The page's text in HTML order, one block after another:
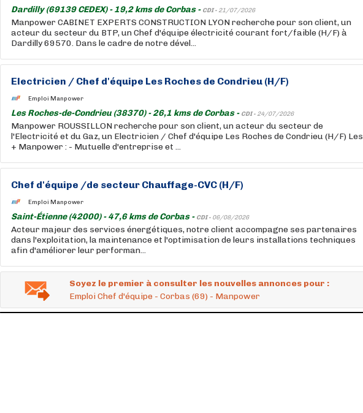
Dardilly (69139 CEDEX) - 19,2 kms de Corbas - CDI - 21/07/2026
Manpower CABINET EXPERTS CONSTRUCTION LYON recherche pour son client, un
acteur du secteur du BTP, un Chef d'équipe électricité courant fort/faible (H/F) à
Dardilly 69570. Dans le cadre de notre dével...
Electricien / Chef d'équipe Les Roches de Condrieu (H/F)
Emploi Manpower
Les Roches-de-Condrieu (38370) - 26,1 kms de Corbas - CDI - 24/07/2026
Manpower ROUSSILLON recherche pour son client, un acteur du secteur de
l'Electricité et du Gaz, un Electricien / Chef d'équipe Les Roches de Condrieu (H/F) Les
+ Manpower : - Mutuelle d'entreprise et ...
Chef d'équipe /de secteur Chauffage-CVC (H/F)
Emploi Manpower
Saint-Étienne (42000) - 47,6 kms de Corbas - CDI - 06/08/2026
Acteur majeur des services énergétiques, notre client accompagne ses partenaires
dans l'exploitation, la maintenance et l'optimisation de leurs installations techniques
afin d'améliorer leur performan...
Soyez le premier à consulter les nouvelles annonces pour :
Emploi Chef d'équipe - Corbas (69) - Manpower